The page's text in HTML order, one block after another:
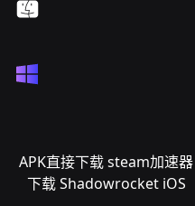
APK直接下载 steam加速器
下载 Shadowrocket iOS